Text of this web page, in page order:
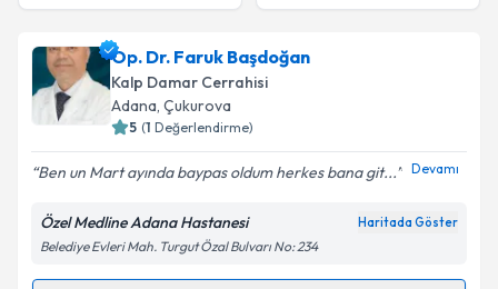
Op. Dr. Faruk Başdoğan
Kalp Damar Cerrahisi
Adana, Çukurova
5 (1 Değerlendirme)
Ben un Mart ayında baypas oldum herkes bana git... Devamı
Özel Medline Adana Hastanesi Haritada Göster
Belediye Evleri Mah. Turgut Özal Bulvarı No: 234